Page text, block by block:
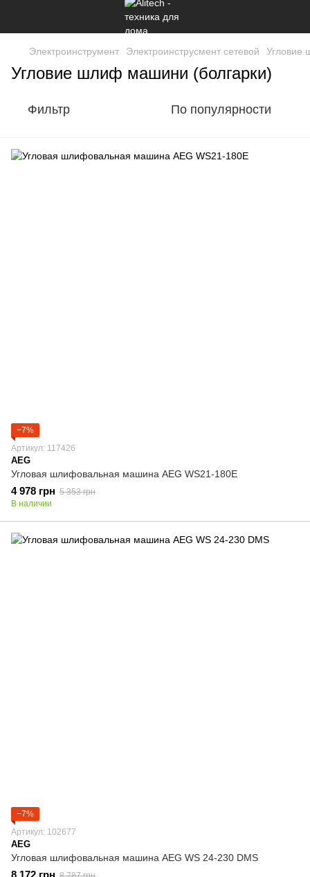
Электроинструмент Электроинструсмент сетевой Угловие
Угловие шлиф машини (болгарки)
Фильтр По популярности
−7%
Артикул: 117426
AEG
Угловая шлифовальная машина AEG WS21-180E
4 978 грн 5 353 грн
В наличии
−7%
Артикул: 102677
AEG
Угловая шлифовальная машина AEG WS 24-230 DMS
8 172 грн